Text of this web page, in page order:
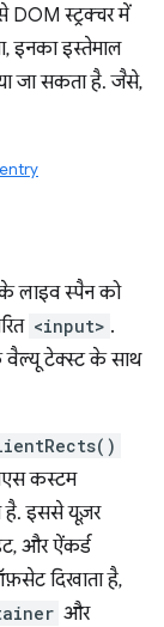
DOM स्ट्रक्चर में
इनका इस्तेमाल
जा सकता है. जैसे,
लाइव स्पैन को
<input> .
टेक्स्ट के साथ
कस्टम
है. इससे यूज़र
और ऐंकर्ड
दिखाता है,
और